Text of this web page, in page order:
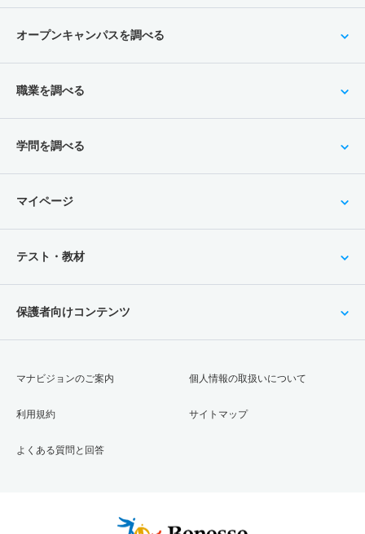
オープンキャンパスを調べる
職業を調べる
学問を調べる
マイページ
テスト・教材
保護者向けコンテンツ
マナビジョンのご案内
利用規約
よくある質問と回答
個人情報の取扱いについて
サイトマップ